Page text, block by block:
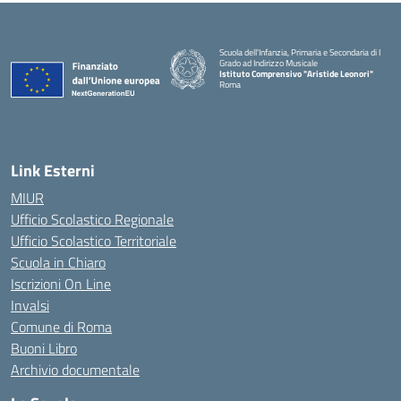
Scuola dell'Infanzia, Primaria e Secondaria di I
Grado ad Indirizzo Musicale
Istituto Comprensivo "Aristide Leonori"
Roma
Link Esterni
MIUR
Ufficio Scolastico Regionale
Ufficio Scolastico Territoriale
Scuola in Chiaro
Iscrizioni On Line
Invalsi
Comune di Roma
Buoni Libro
Archivio documentale